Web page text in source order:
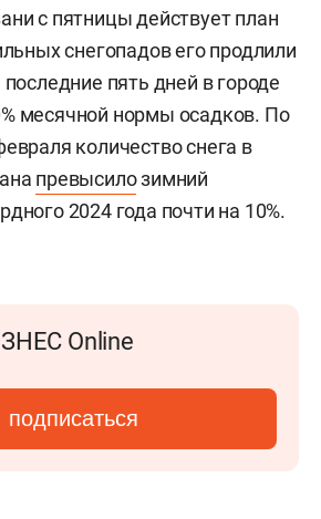
с пятницы действует план
снегопадов его продлили
пять дней в городе
месячной нормы осадков. По
количество снега в
превысилозимний
2024 года почти на 10%.
Online
подписаться